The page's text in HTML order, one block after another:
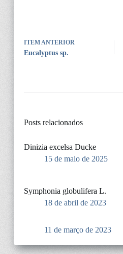
ITEM ANTERIOR
Eucalyptus sp.
Posts relacionados
Dinizia excelsa Ducke
15 de maio de 2025
Symphonia globulifera L.
18 de abril de 2023
11 de março de 2023